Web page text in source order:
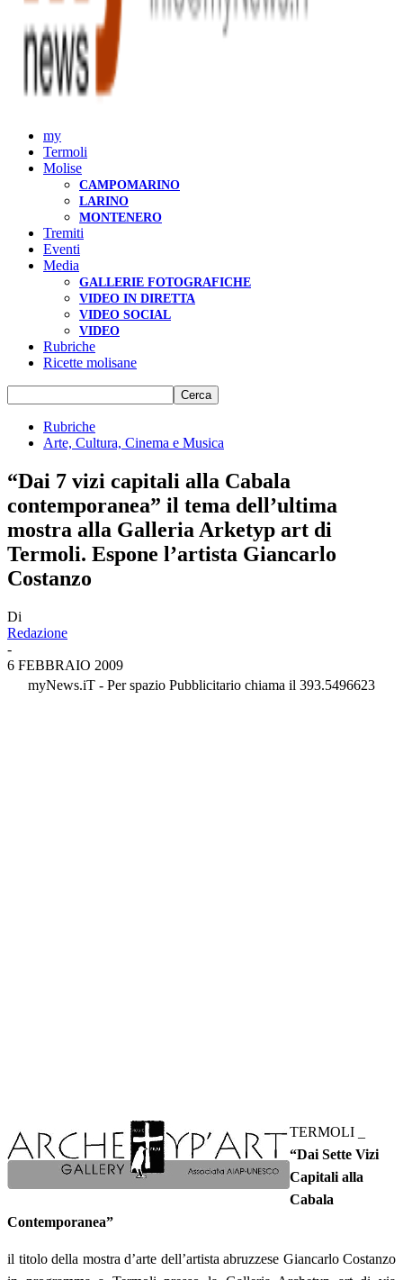
my
Termoli
Molise
CAMPOMARINO
LARINO
MONTENERO
Tremiti
Eventi
Media
GALLERIE FOTOGRAFICHE
VIDEO IN DIRETTA
VIDEO SOCIAL
VIDEO
Rubriche
Ricette molisane
Rubriche
Arte, Cultura, Cinema e Musica
“Dai 7 vizi capitali alla Cabala
contemporanea” il tema dell’ultima
mostra alla Galleria Arketyp art di
Termoli. Espone l’artista Giancarlo
Costanzo
Di
Redazione
-
6 FEBBRAIO 2009
myNews.iT - Per spazio Pubblicitario chiama il 393.5496623
TERMOLI _
“Dai Sette Vizi
Capitali alla
Cabala
Contemporanea”
il titolo della mostra d’arte dell’artista abruzzese Giancarlo Costanzo